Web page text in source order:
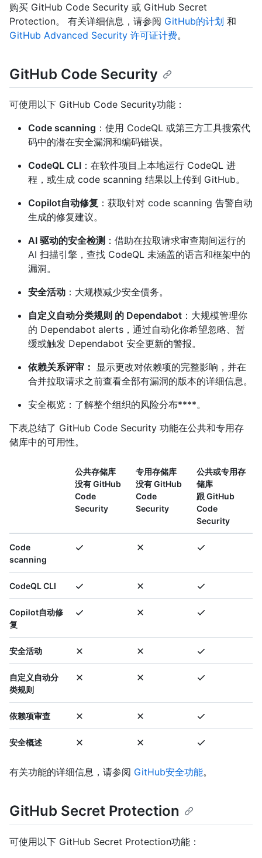
购买 GitHub Code Security 或 GitHub Secret
Protection。 有关详细信息，请参阅 GitHub的计划 和
GitHub Advanced Security 许可证计费。
GitHub Code Security
可使用以下 GitHub Code Security功能：
Code scanning ：使用 CodeQL 或第三方工具搜索代
码中的潜在安全漏洞和编码错误。
CodeQL CLI ：在软件项目上本地运行 CodeQL 进
程，或生成 code scanning 结果以上传到 GitHub。
Copilot自动修复 ：获取针对 code scanning 告警自动
生成的修复建议。
AI 驱动的安全检测 ：借助在拉取请求审查期间运行的
AI 扫描引擎，查找 CodeQL 未涵盖的语言和框架中的
漏洞。
安全活动 ：大规模减少安全债务。
自定义自动分类规则 的 Dependabot ：大规模管理你
的 Dependabot alerts，通过自动化你希望忽略、暂
缓或触发 Dependabot 安全更新的警报。
依赖关系评审：
显示更改对依赖项的完整影响，并在
合并拉取请求之前查看全部有漏洞的版本的详细信息。
安全概览：了解整个组织的风险分布****。
下表总结了 GitHub Code Security 功能在公共和专用存
储库中的可用性。
公共存储库
没有 GitHub
Code
Security
专用存储库
没有 GitHub
Code
Security
公共或专用存
储库
跟 GitHub
Code
Security
Code
scanning
CodeQL CLI
Copilot自动修
复
安全活动
自定义自动分
类规则
依赖项审查
安全概述
有关功能的详细信息，请参阅 GitHub安全功能。
GitHub Secret Protection
可使用以下 GitHub Secret Protection功能：